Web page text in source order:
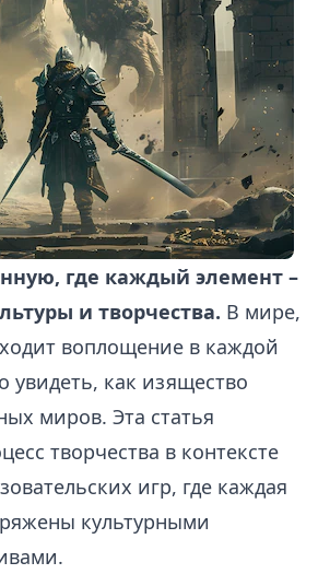
где каждый элемент –
и творчества. В мире,
воплощение в каждой
увидеть, как изящество
миров. Эта статья
творчества в контексте
игр, где каждая
культурными